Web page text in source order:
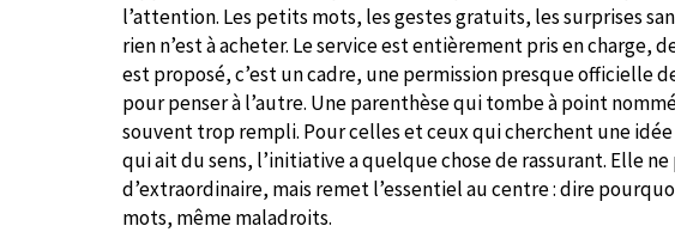
l’attention. Les petits mots, les gestes gratuits, les surprises
rien n’est à acheter. Le service est entièrement pris en charge,
est proposé, c’est un cadre, une permission presque officielle
pour penser à l’autre. Une parenthèse qui tombe à point
souvent trop rempli. Pour celles et ceux qui cherchent une idée
qui ait du sens, l’initiative a quelque chose de rassurant. Elle
d’extraordinaire, mais remet l’essentiel au centre : dire
mots, même maladroits.